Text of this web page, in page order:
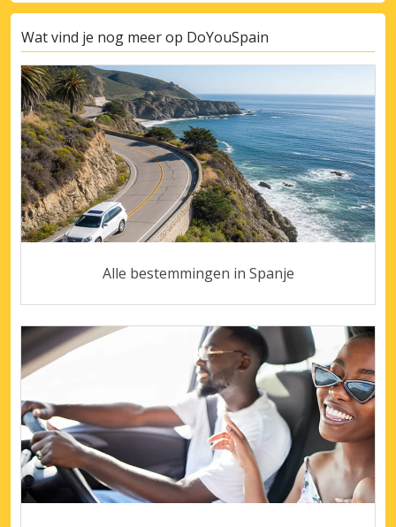
Wat vind je nog meer op DoYouSpain
Alle bestemmingen in Spanje